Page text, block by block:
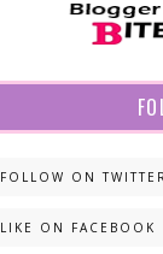
FOLLOW ON
LIKE ON FACEBOOK